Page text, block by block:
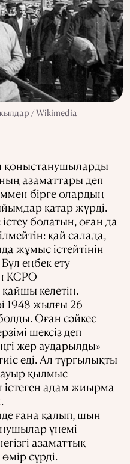
/ Wikimedia
қоныстанушыларды
азаматтары деп
бірге олардың
қатар жүрді.
болатын, оған да
қай салада,
жұмыс істейтінін
еңбек ету
КСРО
келетін.
1948 жылғы 26
Оған сәйкес
шексіз деп
жер аударылды»
еді. Ал тұрғылықты
ауыр қылмыс
істеген адам жиырма
ғана қалып, шын
үнемі
азаматтық
сүрді.